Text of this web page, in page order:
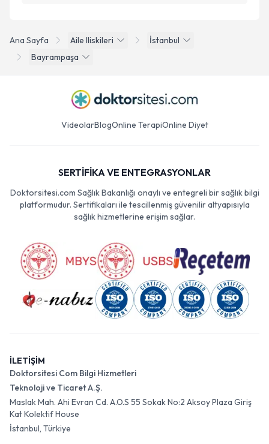
Ana Sayfa Aile Iliskileri
İstanbul
Bayrampaşa
VideolarBlogOnline TerapiOnline Diyet
SERTİFİKA VE ENTEGRASYONLAR
Doktorsitesi.com Sağlık Bakanlığı onaylı ve entegreli bir sağlık bilgi
platformudur. Sertifikaları ile tescillenmiş güvenilir altyapısıyla
sağlık hizmetlerine erişim sağlar.
İLETİŞİM
Doktorsitesi Com Bilgi Hizmetleri
Teknoloji ve Ticaret A.Ş.
Maslak Mah. Ahi Evran Cd. A.O.S 55 Sokak No:2 Aksoy Plaza Giriş
Kat Kolektif House
İstanbul, Türkiye